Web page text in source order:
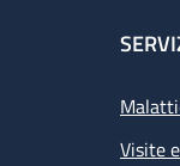
Visite